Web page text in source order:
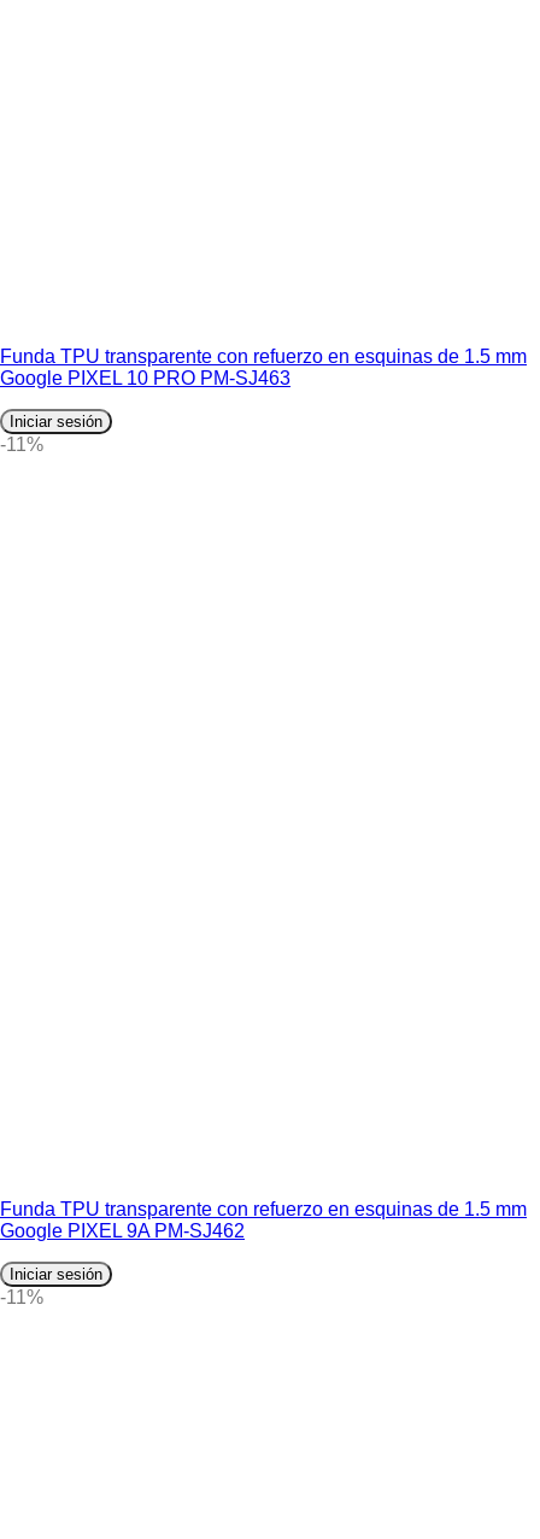
Funda TPU transparente con refuerzo en esquinas de 1.5 mm
Google PIXEL 10 PRO PM-SJ463
Iniciar sesión
-11%
Funda TPU transparente con refuerzo en esquinas de 1.5 mm
Google PIXEL 9A PM-SJ462
Iniciar sesión
-11%